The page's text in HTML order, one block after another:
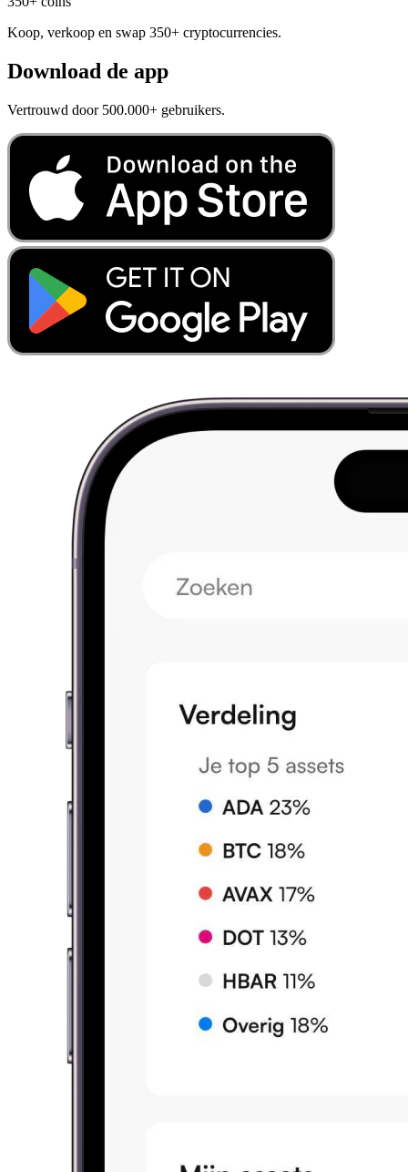
Koop, verkoop en swap 350+ cryptocurrencies.
Download de app
Vertrouwd door 500.000+ gebruikers.